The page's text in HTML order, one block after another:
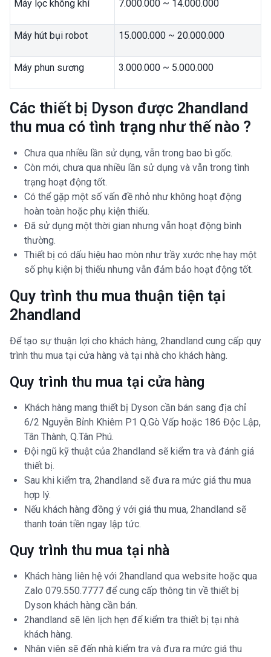
Máy lọc không khí 7.000.000 ~ 14.000.000
Máy hút bụi robot 15.000.000 ~ 20.000.000
Máy phun sương 3.000.000 ~ 5.000.000
Các thiết bị Dyson được 2handland
thu mua có tình trạng như thế nào ?
Chưa qua nhiều lần sử dụng, vẫn trong bao bì gốc.
Còn mới, chưa qua nhiều lần sử dụng và vẫn trong tình
trạng hoạt động tốt.
Có thể gặp một số vấn đề nhỏ như không hoạt động
hoàn toàn hoặc phụ kiện thiếu.
Đã sử dụng một thời gian nhưng vẫn hoạt động bình
thường.
Thiết bị có dấu hiệu hao mòn như trầy xước nhẹ hay một
số phụ kiện bị thiếu nhưng vẫn đảm bảo hoạt động tốt.
Quy trình thu mua thuận tiện tại
2handland
Để tạo sự thuận lợi cho khách hàng, 2handland cung cấp quy
trình thu mua tại cửa hàng và tại nhà cho khách hàng.
Quy trình thu mua tại cửa hàng
Khách hàng mang thiết bị Dyson cần bán sang địa chỉ
6/2 Nguyễn Bỉnh Khiêm P1 Q.Gò Vấp hoặc 186 Độc Lập,
Tân Thành, Q.Tân Phú.
Đội ngũ kỹ thuật của 2handland sẽ kiểm tra và đánh giá
thiết bị.
Sau khi kiểm tra, 2handland sẽ đưa ra mức giá thu mua
hợp lý.
Nếu khách hàng đồng ý với giá thu mua, 2handland sẽ
thanh toán tiền ngay lập tức.
Quy trình thu mua tại nhà
Khách hàng liên hệ với 2handland qua website hoặc qua
Zalo 079.550.7777 để cung cấp thông tin về thiết bị
Dyson khách hàng cần bán.
2handland sẽ lên lịch hẹn để kiểm tra thiết bị tại nhà
khách hàng.
Nhân viên sẽ đến nhà kiểm tra và đưa ra mức giá thu